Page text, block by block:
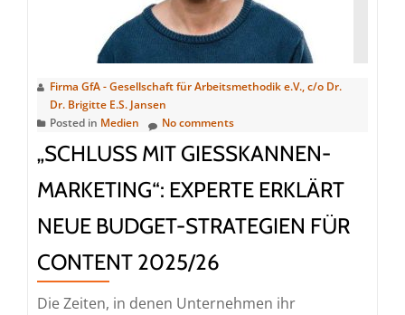
Samurai
informiert
bei
GfA
e.V.
Firma GfA - Gesellschaft für Arbeitsmethodik e.V., c/o Dr.
Dr. Brigitte E.S. Jansen
Posted in Medien No comments
„SCHLUSS MIT GIESSKANNEN-M
ARKETING“: EXPERTE ERKLÄRT N
EUE BUDGET-STRATEGIEN FÜR C
ONTENT 2025/26
Die Zeiten, in denen Unternehmen ihr